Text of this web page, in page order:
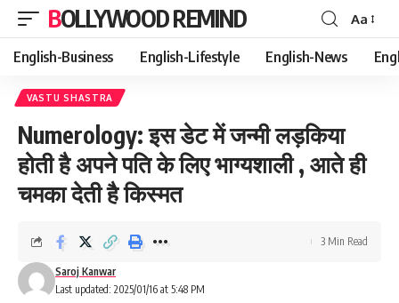
BOLLYWOOD REMIND
Font
Resizer
Aa
English-Business English-Lifestyle English-News
VASTU SHASTRA
Numerology: इस डेट में जन्मी लड़किया
होती है अपने पति के लिए भाग्यशाली , आते ही
चमका देती है किस्मत
Last updated: 2025/01/16 at 5:48 PM
Saroj Kanwar
3 Min Read